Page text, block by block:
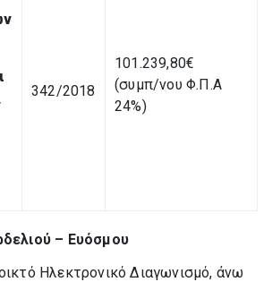
342/2018
101.239,80€
(συμπ/νου Φ.Π.Α
24%)
– Ευόσμου
Ηλεκτρονικό Διαγωνισμό, άνω